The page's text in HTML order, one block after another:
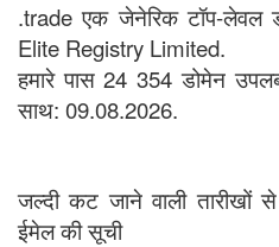
.trade एक जेनेरिक टॉप-लेवल
Elite Registry Limited.
हमारे पास 24 354 डोमेन
साथ: 09.08.2026.
जल्दी कट जाने वाली तारीखों
ईमेल की सूची